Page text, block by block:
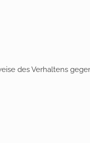
des Verhaltens